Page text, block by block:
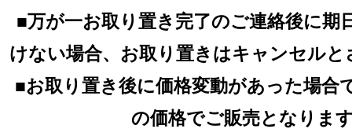
■万が一お取り置き完了のご連絡後に期
けない場合、お取り置きはキャンセル
■お取り置き後に価格変動があった場合
の価格でご販売となりま